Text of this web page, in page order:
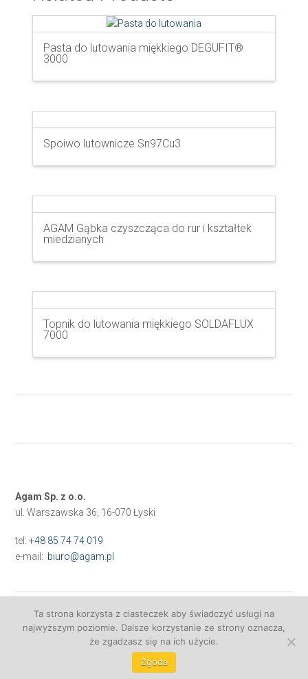
Pasta do lutowania miękkiego DEGUFIT®
3000
Spoiwo lutownicze Sn97Cu3
AGAM Gąbka czyszcząca do rur i kształtek
miedzianych
Topnik do lutowania miękkiego SOLDAFLUX
7000
Agam Sp. z o.o.
ul. Warszawska 36, 16-070 Łyski
tel:+48 85 74 74 019
e-mail: biuro@agam.pl
VISUALPROMO
Ta strona korzysta z ciasteczek aby świadczyć usługi na
najwyższym poziomie. Dalsze korzystanie ze strony oznacza,
że zgadzasz się na ich użycie.
Zgoda